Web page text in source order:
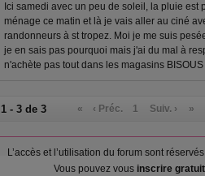
Ici samedi avec un peu de soleil, la pluie est
ménage ce matin et là je vais aller au ciné
randonneurs à st tropez. Moi je me suis
je en sais pas pourquoi mais j'ai du mal à
n'achète pas tout dans les magasins BISOUS
1 - 3 de 3 « ‹ Préc. 1 Suiv. › »
L’accès et l’utilisation du forum sont
Vous pouvez vous inscrire